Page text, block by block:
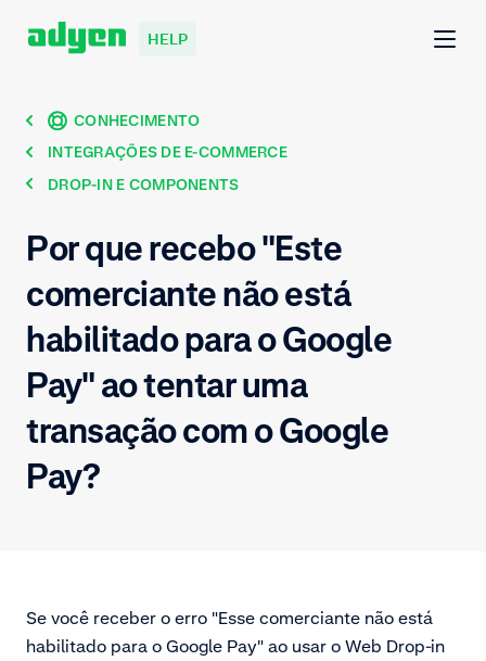
HELP
CONHECIMENTO
INTEGRAÇÕES DE E-COMMERCE
DROP-IN E COMPONENTS
Por que recebo "Este
comerciante não está
habilitado para o Google
Pay" ao tentar uma
transação com o Google
Pay?
Se você receber o erro "Esse comerciante não está
habilitado para o Google Pay" ao usar o Web Drop-in